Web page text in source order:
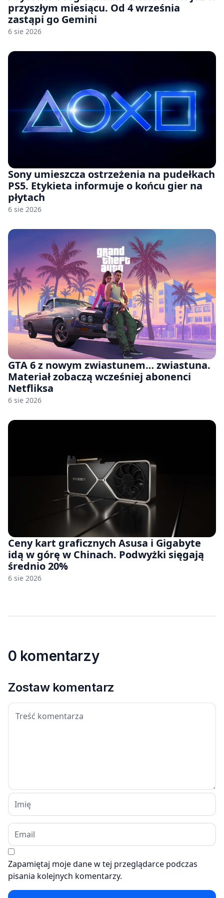
przyszłym miesiącu. Od 4 września
zastąpi go Gemini
6 sie 2026
Sony umieszcza ostrzeżenia na pudełkach
PS5. Etykieta informuje o końcu gier na
płytach
6 sie 2026
GTA 6 z nowym zwiastunem… zwiastuna.
Materiał zobaczą wcześniej abonenci
Netfliksa
6 sie 2026
Ceny kart graficznych Asusa i Gigabyte
idą w górę w Chinach. Podwyżki sięgają
średnio 20%
6 sie 2026
0 komentarzy
Zostaw komentarz
Zapamiętaj moje dane w tej przeglądarce podczas
pisania kolejnych komentarzy.